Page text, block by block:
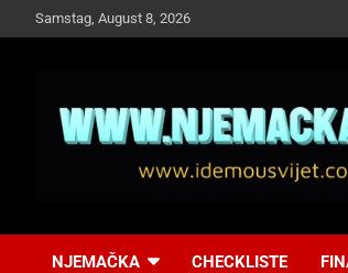
to
Samstag, August 8, 2026
Idemo u Svijet-
NJEMAČKA CHECKLISTE